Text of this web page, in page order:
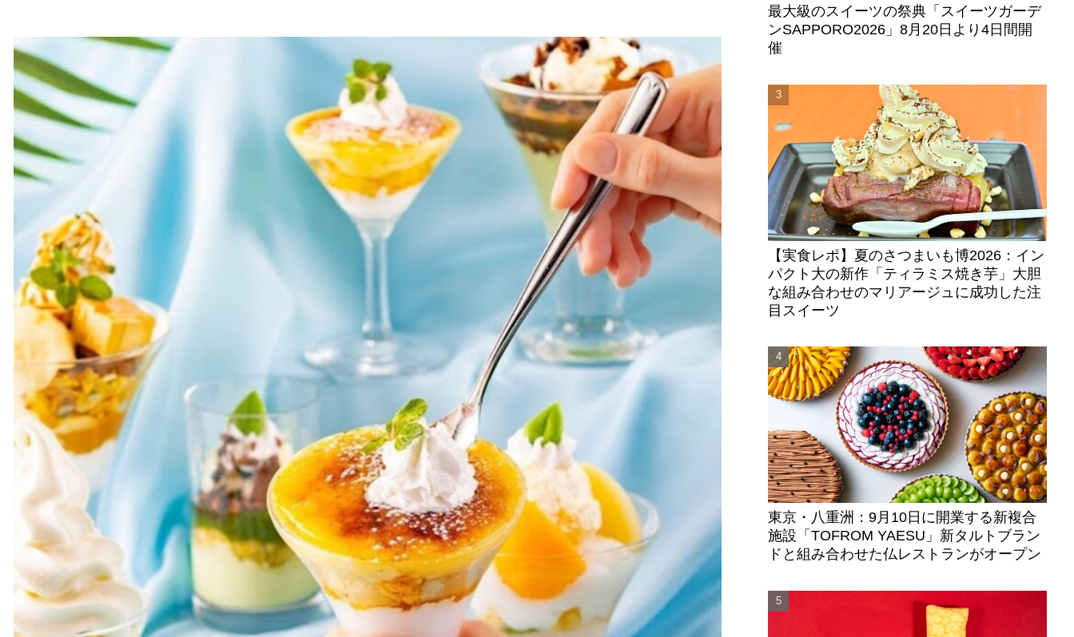
最大級のスイーツの祭典「スイーツガーデ
ンSAPPORO2026」8月20日より4日間開
催
【実食レポ】夏のさつまいも博2026：イン
パクト大の新作「ティラミス焼き芋」大胆
な組み合わせのマリアージュに成功した注
目スイーツ
東京・八重洲：9月10日に開業する新複合
施設「TOFROM YAESU」新タルトブラン
ドと組み合わせた仏レストランがオープン